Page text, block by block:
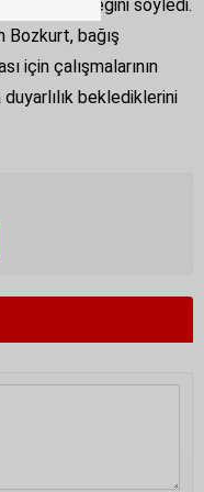
bulunabileceğini söyledi.
Bozkurt, bağış
için çalışmalarının
beklediklerini